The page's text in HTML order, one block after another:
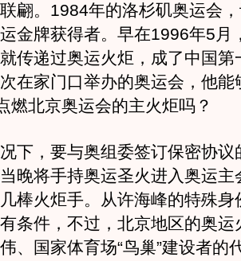
翩。1984年的洛杉矶奥运会
金牌获得者。早在1996年5月
传递过奥运火炬，成了中国第
在家门口举办的奥运会，他能
燃北京奥运会的主火炬吗？
，要与奥组委签订保密协议
晚将手持奥运圣火进入奥运主
棒火炬手。从许海峰的特殊身
条件，不过，北京地区的奥运
、国家体育场“鸟巢”建设者的